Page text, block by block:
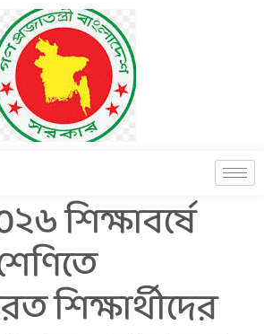
শিক্ষাবর্ষে
শিক্ষার্থীদের